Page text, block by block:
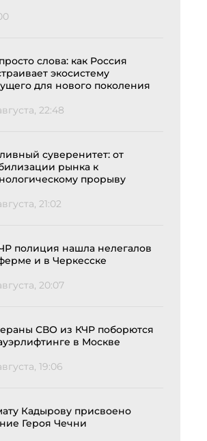
слова: как Россия
экосистему
для нового поколения
22:48
суверенитет: от
рынка к
прорыву
21:02
полиция нашла нелегалов
и в Черкесске
20:07
СВО из КЧР поборются
в Москве
19:06
Кадырову присвоено
Героя Чечни